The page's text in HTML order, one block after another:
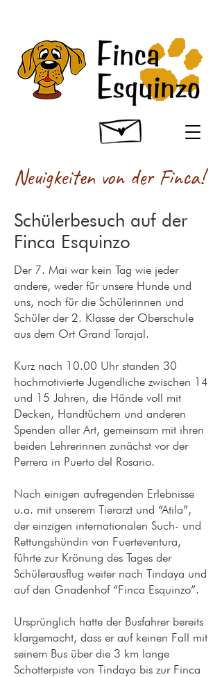
Neuigkeiten von der Finca!
Schülerbesuch auf der
Finca Esquinzo
Der 7. Mai war kein Tag wie jeder
andere, weder für unsere Hunde und
uns, noch für die Schülerinnen und
Schüler der 2. Klasse der Oberschule
aus dem Ort Grand Tarajal.
Kurz nach 10.00 Uhr standen 30
hochmotivierte Jugendliche zwischen 14
und 15 Jahren, die Hände voll mit
Decken, Handtüchern und anderen
Spenden aller Art, gemeinsam mit ihren
beiden Lehrerinnen zunächst vor der
Perrera in Puerto del Rosario.
Nach einigen aufregenden Erlebnisse
u.a. mit unserem Tierarzt und “Atila”,
der einzigen internationalen Such- und
Rettungshündin von Fuerteventura,
führte zur Krönung des Tages der
Schülerausflug weiter nach Tindaya und
auf den Gnadenhof “Finca Esquinzo”.
Ursprünglich hatte der Busfahrer bereits
klargemacht, dass er auf keinen Fall mit
seinem Bus über die 3 km lange
Schotterpiste von Tindaya bis zur Finca